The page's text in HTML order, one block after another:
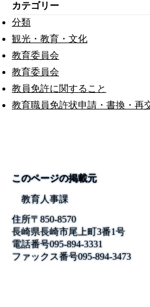
カテゴリー
分類
観光・教育・文化
教育委員会
教育委員会
教員免許に関すること
教育職員免許状申請・書換・再
このページの掲載元
教育人事課
住所〒850-8570
長崎県長崎市尾上町3番1号
電話番号095-894-3331
ファックス番号095-894-3473